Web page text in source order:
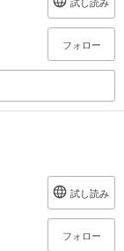
フォロー
試し読み
フォロー